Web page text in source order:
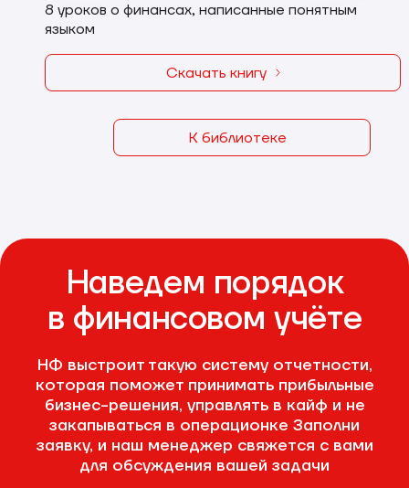
8 уроков о финансах, написанные понятным
языком
Скачать книгу
К библиотеке
Наведем порядок
в финансовом учёте
НФ выстроит такую систему отчетности,
которая поможет принимать прибыльные
бизнес-решения, управлять в кайф и не
закапываться в операционке Заполни
заявку, и наш менеджер свяжется с вами
для обсуждения вашей задачи